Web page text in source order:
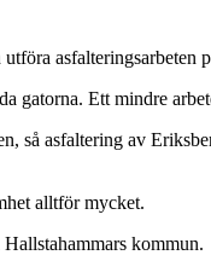
asfalteringsarbeten
gatorna. Ett mindre
så asfaltering av
alltför mycket.
kommun.